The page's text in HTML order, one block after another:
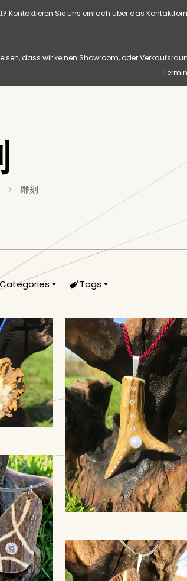
Kontaktieren Sie uns einfach über das
dass wir keinen Showroom, oder
雕刻
Categories Tags